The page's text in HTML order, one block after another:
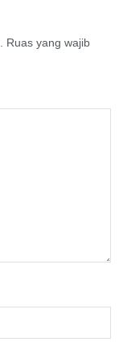
Ruas yang wajib